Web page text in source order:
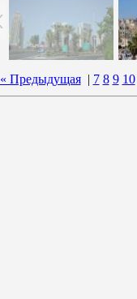
« Предыдущая| 7 8 9 10